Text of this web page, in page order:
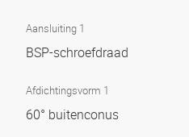
Aansluiting 1
BSP-schroefdraad
Afdichtingsvorm 1
60° buitenconus